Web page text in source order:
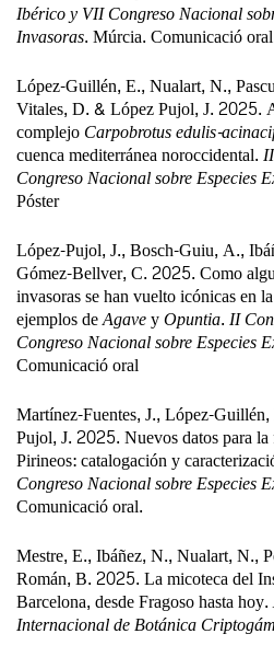
Ibérico y VII Congreso Nacional
Invasoras. Múrcia. Comunicació oral
López-Guillén, E.,Nualart, N.,
Vitales, D. & López Pujol, J. 2025.
complejoCarpobrotus edulis-
cuenca mediterránea noroccidental.
Congreso Nacional sobre Especies
Póster
López-Pujol, J., Bosch-Guiu, A.,
Gómez-Bellver, C. 2025. Como
invasoras se han vuelto icónicas en
ejemplos deAgaveyOpuntia.II
Congreso Nacional sobre Especies
Comunicació oral
Martínez-Fuentes, J., López-
Pujol, J. 2025. Nuevos datos para
Pirineos: catalogación y
Congreso Nacional sobre Especies
Comunicació oral.
Mestre, E., Ibáñez, N.,Nualart, N.,
Román, B. 2025. La micoteca del
Barcelona, desde Fragoso hasta hoy.
Internacional de Botánica